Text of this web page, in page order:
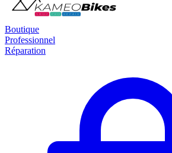
Boutique
Professionnel
Réparation